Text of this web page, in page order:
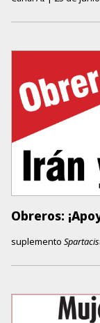
Obreros:
suplemento